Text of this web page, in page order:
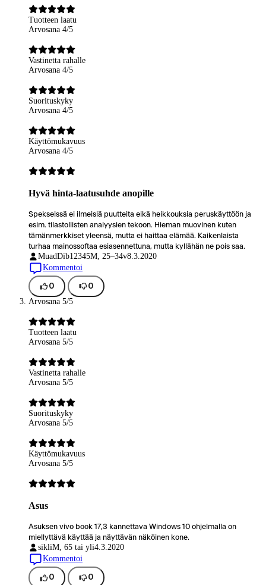
Tuotteen laatu
Arvosana 4/5
Vastinetta rahalle
Arvosana 4/5
Suorituskyky
Arvosana 4/5
Käyttömukavuus
Arvosana 4/5
Hyvä hinta-laatusuhde anopille
Spekseissä ei ilmeisiä puutteita eikä heikkouksia peruskäyttöön ja
esim. tilastollisten analyysien tekoon. Hieman muovinen kuten
tämänmerkkiset yleensä, mutta ei haittaa elämää. Kaikenlaista
turhaa mainossoftaa esiasennettuna, mutta kyllähän ne pois saa.
MuadDib12345M, 25–34v8.3.2020
Kommentoi
0 0
Arvosana 5/5
Tuotteen laatu
Arvosana 5/5
Vastinetta rahalle
Arvosana 5/5
Suorituskyky
Arvosana 5/5
Käyttömukavuus
Arvosana 5/5
Asus
Asuksen vivo book 17,3 kannettava Windows 10 ohjelmalla on
miellyttävä käyttää ja näyttävän näköinen kone.
sikliM, 65 tai yli4.3.2020
Kommentoi
0 0